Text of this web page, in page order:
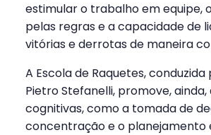
estimular o trabalho em equipe,
pelas regras e a capacidade de
vitórias e derrotas de maneira
A Escola de Raquetes,
Pietro Stefanelli, promove, ainda,
cognitivas, como a tomada de
concentração e o planejamento